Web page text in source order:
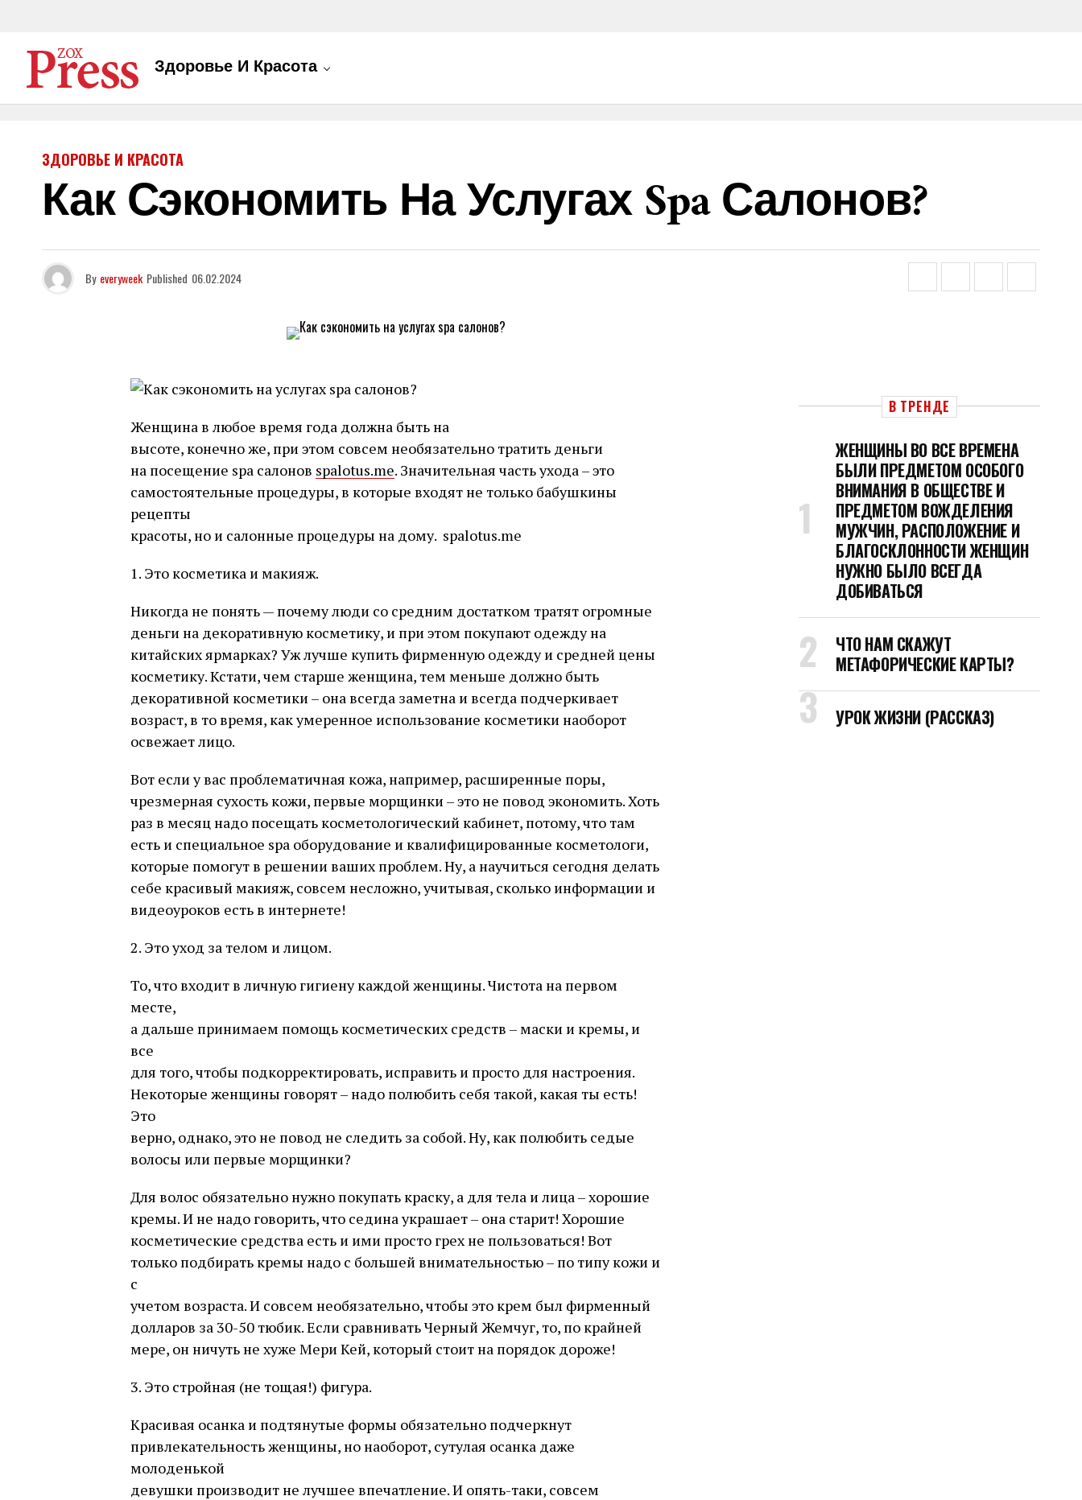
Здоровье И Красота
ЗДОРОВЬЕ И КРАСОТА
Как Сэкономить На Услугах Spa Салонов?
By everyweek Published 06.02.2024
Женщина в любое время года должна быть на
высоте, конечно же, при этом совсем необязательно тратить деньги
на посещение spa салонов spalotus.me. Значительная часть ухода – это
самостоятельные процедуры, в которые входят не только бабушкины
рецепты
красоты, но и салонные процедуры на дому. spalotus.me
1. Это косметика и макияж.
Никогда не понять — почему люди со средним достатком тратят огромные
деньги на декоративную косметику, и при этом покупают одежду на
китайских ярмарках? Уж лучше купить фирменную одежду и средней цены
косметику. Кстати, чем старше женщина, тем меньше должно быть
декоративной косметики – она всегда заметна и всегда подчеркивает
возраст, в то время, как умеренное использование косметики наоборот
освежает лицо.
Вот если у вас проблематичная кожа, например, расширенные поры,
чрезмерная сухость кожи, первые морщинки – это не повод экономить. Хоть
раз в месяц надо посещать косметологический кабинет, потому, что там
есть и специальное spa оборудование и квалифицированные косметологи,
которые помогут в решении ваших проблем. Ну, а научиться сегодня делать
себе красивый макияж, совсем несложно, учитывая, сколько информации и
видеоуроков есть в интернете!
2. Это уход за телом и лицом.
То, что входит в личную гигиену каждой женщины. Чистота на первом
месте,
а дальше принимаем помощь косметических средств – маски и кремы, и
все
для того, чтобы подкорректировать, исправить и просто для настроения.
Некоторые женщины говорят – надо полюбить себя такой, какая ты есть!
Это
верно, однако, это не повод не следить за собой. Ну, как полюбить седые
волосы или первые морщинки?
Для волос обязательно нужно покупать краску, а для тела и лица – хорошие
кремы. И не надо говорить, что седина украшает – она старит! Хорошие
косметические средства есть и ими просто грех не пользоваться! Вот
только подбирать кремы надо с большей внимательностью – по типу кожи и
с
учетом возраста. И совсем необязательно, чтобы это крем был фирменный
долларов за 30-50 тюбик. Если сравнивать Черный Жемчуг, то, по крайней
мере, он ничуть не хуже Мери Кей, который стоит на порядок дороже!
3. Это стройная (не тощая!) фигура.
Красивая осанка и подтянутые формы обязательно подчеркнут
привлекательность женщины, но наоборот, сутулая осанка даже
молоденькой
девушки производит не лучшее впечатление. И опять-таки, совсем
В ТРЕНДЕ
ЖЕНЩИНЫ ВО ВСЕ ВРЕМЕНА
БЫЛИ ПРЕДМЕТОМ ОСОБОГО
ВНИМАНИЯ В ОБЩЕСТВЕ И
ПРЕДМЕТОМ ВОЖДЕЛЕНИЯ
МУЖЧИН, РАСПОЛОЖЕНИЕ И
БЛАГОСКЛОННОСТИ ЖЕНЩИН
НУЖНО БЫЛО ВСЕГДА
ДОБИВАТЬСЯ
ЧТО НАМ СКАЖУТ
МЕТАФОРИЧЕСКИЕ КАРТЫ?
УРОК ЖИЗНИ (РАССКАЗ)